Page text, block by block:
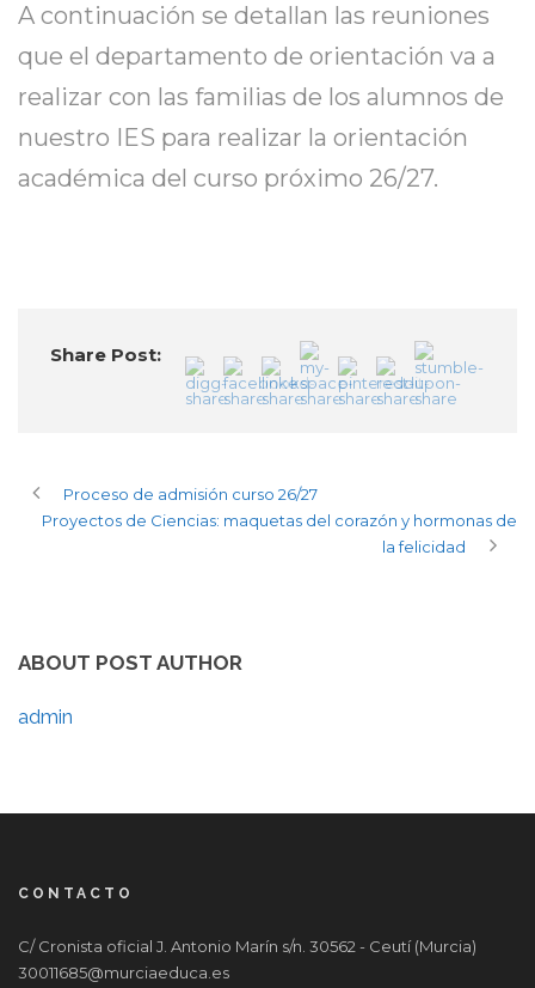
A continuación se detallan las reuniones
que el departamento de orientación va a
realizar con las familias de los alumnos de
nuestro IES para realizar la orientación
académica del curso próximo 26/27.
Share Post:
Proceso de admisión curso 26/27
Proyectos de Ciencias: maquetas del corazón y hormonas de
la felicidad
ABOUT POST AUTHOR
admin
CONTACTO
C/ Cronista oficial J. Antonio Marín s/n. 30562 - Ceutí (Murcia)
30011685@murciaeduca.es